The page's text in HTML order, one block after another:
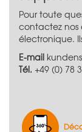
Pour toute
contactez nos
électronique.
E-mail
Tél. +49 (0) 78